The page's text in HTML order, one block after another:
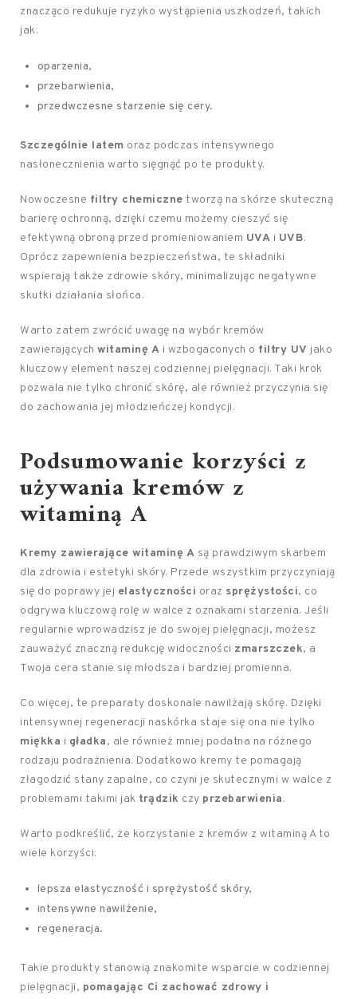
znacząco redukuje ryzyko wystąpienia uszkodzeń, takich
jak:
oparzenia,
przebarwienia,
przedwczesne starzenie się cery.
Szczególnie latem oraz podczas intensywnego
nasłonecznienia warto sięgnąć po te produkty.
Nowoczesne filtry chemiczne tworzą na skórze skuteczną
barierę ochronną, dzięki czemu możemy cieszyć się
efektywną obroną przed promieniowaniem UVA i UVB.
Oprócz zapewnienia bezpieczeństwa, te składniki
wspierają także zdrowie skóry, minimalizując negatywne
skutki działania słońca.
Warto zatem zwrócić uwagę na wybór kremów
zawierających witaminę A i wzbogaconych o filtry UV jako
kluczowy element naszej codziennej pielęgnacji. Taki krok
pozwala nie tylko chronić skórę, ale również przyczynia się
do zachowania jej młodzieńczej kondycji.
Podsumowanie korzyści z
używania kremów z
witaminą A
Kremy zawierające witaminę A są prawdziwym skarbem
dla zdrowia i estetyki skóry. Przede wszystkim przyczyniają
się do poprawy jej elastyczności oraz sprężystości, co
odgrywa kluczową rolę w walce z oznakami starzenia. Jeśli
regularnie wprowadzisz je do swojej pielęgnacji, możesz
zauważyć znaczną redukcję widoczności zmarszczek, a
Twoja cera stanie się młodsza i bardziej promienna.
Co więcej, te preparaty doskonale nawilżają skórę. Dzięki
intensywnej regeneracji naskórka staje się ona nie tylko
miękka i gładka, ale również mniej podatna na różnego
rodzaju podrażnienia. Dodatkowo kremy te pomagają
złagodzić stany zapalne, co czyni je skutecznymi w walce z
problemami takimi jak trądzik czy przebarwienia.
Warto podkreślić, że korzystanie z kremów z witaminą A to
wiele korzyści:
lepsza elastyczność i sprężystość skóry,
intensywne nawilżenie,
regeneracja.
Takie produkty stanowią znakomite wsparcie w codziennej
pielęgnacji, pomagając Ci zachować zdrowy i